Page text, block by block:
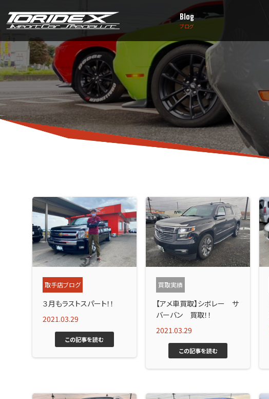
Blog
ブログ
取手店ブログ
３月もラストスパート！！
2021.03.29
この記事を読む
買取実績
【アメ車買取】シボレー サ
バーバン 買取！！
2021.03.29
この記事を読む